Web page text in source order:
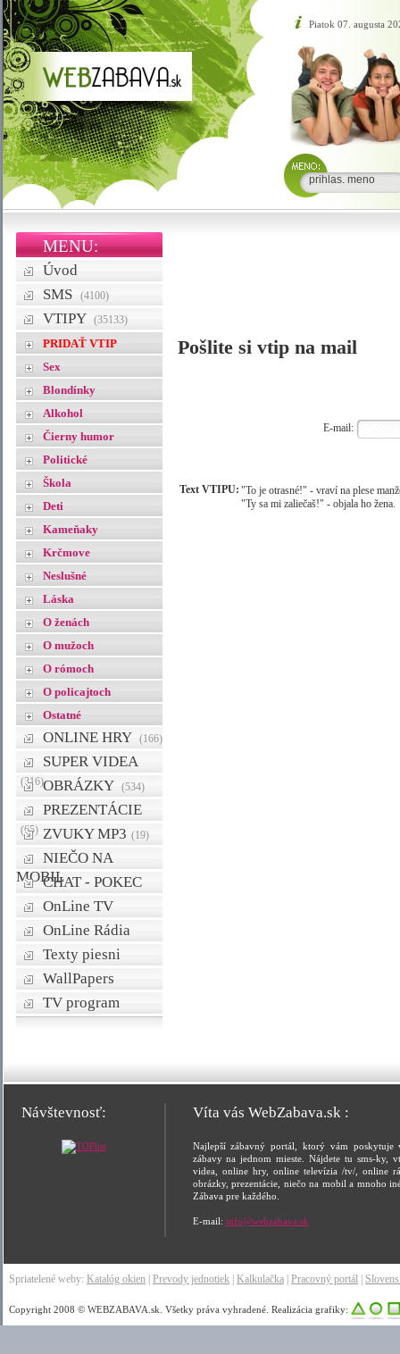
Piatok 07. augusta
MENU:
Úvod
SMS
(4100)
VTIPY (35133)
PRIDAŤ VTIP
Sex
Blondínky
Alkohol
Čierny humor
Politické
Škola
Deti
Kameňaky
Krčmove
Neslušné
Láska
O ženách
O mužoch
O rómoch
O policajtoch
Ostatné
ONLINE HRY (166)
SUPER VIDEA
(316)OBRÁZKY (534)
PREZENTÁCIE
(65) ZVUKY MP3 (19)
NIEČO NA
MOBILCHAT - POKEC
OnLine TV
OnLine Rádia
Texty piesni
WallPapers
TV program
Pošlite si vtip na mail
E-mail:
Text VTIPU: "To je otrasné!" - vraví na plese
"Ty sa mi zaliečaš!" - objala ho žena.
Návštevnosť: Víta vás WebZabava.sk :
Najlepší zábavný portál, ktorý vám poskytuje
zábavy na jednom mieste. Nájdete tu sms-ky,
videa, online hry, online televízia /tv/, online
obrázky, prezentácie, niečo na mobil a mnoho
Zábava pre každého.
E-mail: info@webzabava.sk
Spriatelené weby: Katalóg okien Prevody jednotiek Kalkulačka Pracovný portál
Copyright 2008 © WEBZABAVA.sk. Všetky práva vyhradené. Realizácia grafiky: